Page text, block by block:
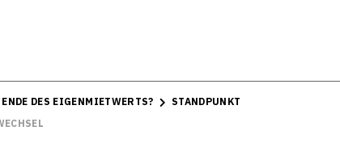
ENDE DES EIGENMIETWERTS?
STANDPUNKT